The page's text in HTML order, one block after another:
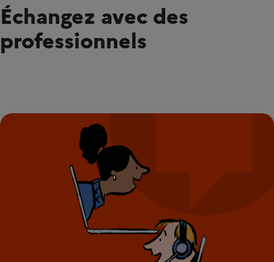
Échangez avec des
professionnels